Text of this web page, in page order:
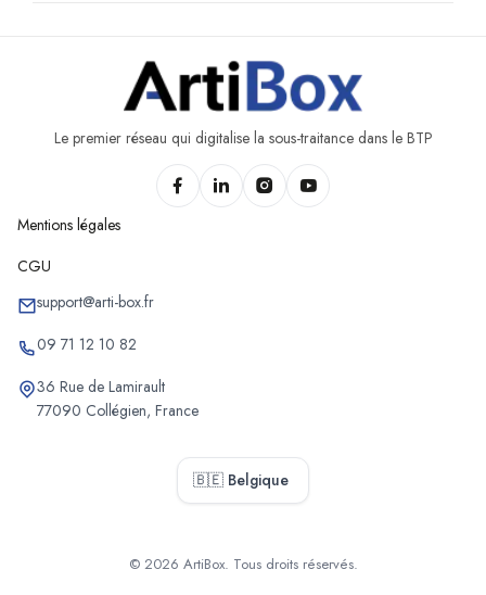
Le premier réseau qui digitalise la sous-traitance dans le BTP
Mentions légales
CGU
support@arti-box.fr
09 71 12 10 82
36 Rue de Lamirault
77090 Collégien, France
🇧🇪 Belgique
© 2026 ArtiBox. Tous droits réservés.